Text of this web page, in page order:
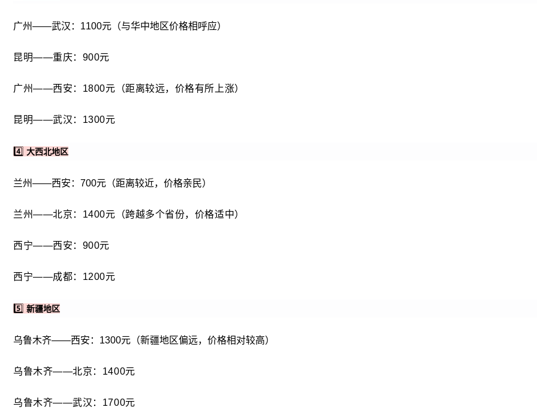
广州——武汉：1100元（与华中地区价格相呼应）
昆明——重庆： 900元
广州——西安： 1800元（距离较远，价格有所上涨）
昆明——武汉： 1300元
4️⃣ 大西北地区
兰州——西安：700元（距离较近，价格亲民）
兰州——北京： 1400元（跨越多个省份，价格适中）
西宁——西安： 900元
西宁——成都： 1200元
5️⃣ 新疆地区
乌鲁木齐——西安：1300元（新疆地区偏远，价格相对较高）
乌鲁木齐——北京： 1400元
乌鲁木齐——武汉： 1700元